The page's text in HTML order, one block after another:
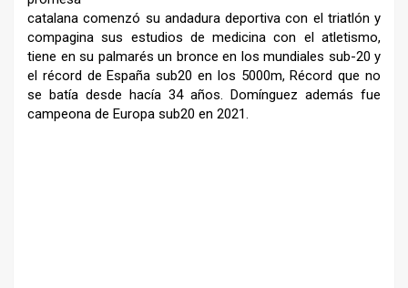
catalanacomenzó su andadura deportivacon el triatlón y
compagina sus estudios de medicina con elatletismo,
tiene en su palmarés un bronce en los mundiales sub-20 y
el récord de España sub20 en los 5000m,Récord que no
se batía desde hacía 34 años. Domínguez además fue
campeona de Europa sub20 en 2021.